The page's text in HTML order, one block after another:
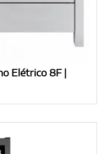
Elétrico 8F |